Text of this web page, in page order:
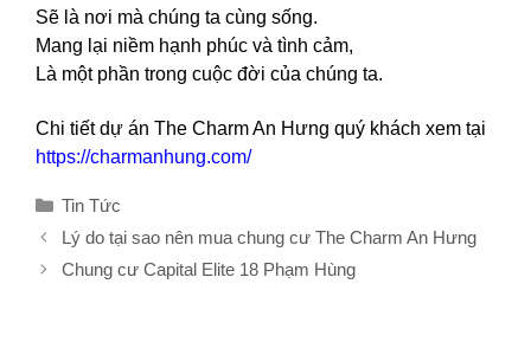
Sẽ là nơi mà chúng ta cùng sống.
Mang lại niềm hạnh phúc và tình cảm,
Là một phần trong cuộc đời của chúng ta.
Chi tiết dự án The Charm An Hưng quý khách xem tại
https://charmanhung.com/
Danh
mục
Tin Tức
Lý do tại sao nên mua chung cư The Charm An Hưng
Chung cư Capital Elite 18 Phạm Hùng